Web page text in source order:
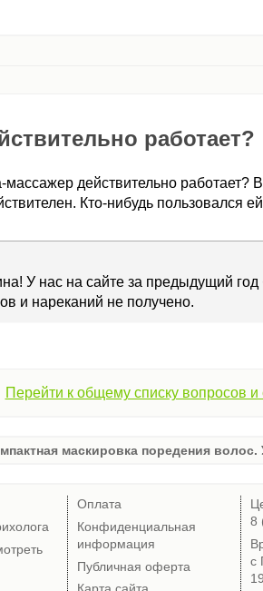
работает?
действительно работает?
Кто-нибудь пользовался
У нас на сайте за предыдущий
и нареканий не получено.
Перейти к общему списку вопросов и
маскировка поредения
Оплата
Конфиденциальная
информация
Публичная оферта
8
с